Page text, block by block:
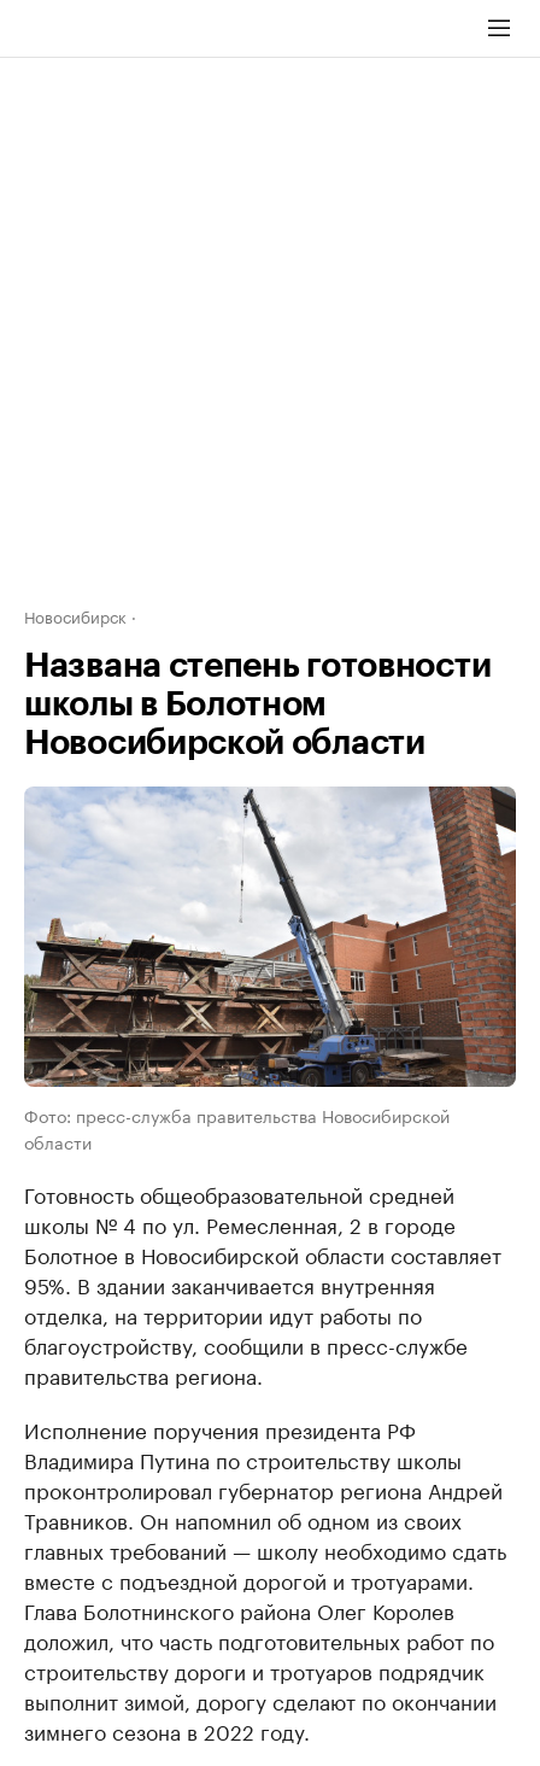
Новосибирск
Названа степень готовности
школы в Болотном
Новосибирской области
Фото: пресс-служба правительства Новосибирской
области
Готовность общеобразовательной средней
школы № 4 по ул. Ремесленная, 2 в городе
Болотное в Новосибирской области составляет
95%. В здании заканчивается внутренняя
отделка, на территории идут работы по
благоустройству, сообщили в пресс-службе
правительства региона.
Исполнение поручения президента РФ
Владимира Путина по строительству школы
проконтролировал губернатор региона Андрей
Травников. Он напомнил об одном из своих
главных требований — школу необходимо сдать
вместе с подъездной дорогой и тротуарами.
Глава Болотнинского района Олег Королев
доложил, что часть подготовительных работ по
строительству дороги и тротуаров подрядчик
выполнит зимой, дорогу сделают по окончании
зимнего сезона в 2022 году.